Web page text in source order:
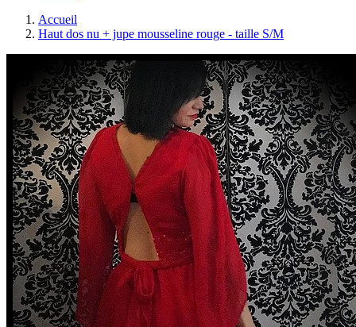
Accueil
Haut dos nu + jupe mousseline rouge - taille S/M